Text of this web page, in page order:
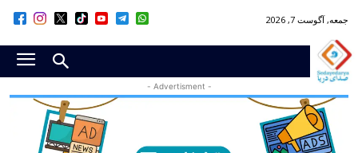
جمعه, آگوست 7, 2026
- Advertisment -